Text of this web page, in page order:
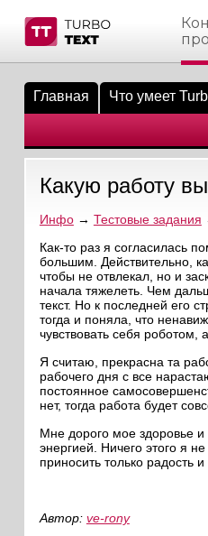
материалы
биржи
пользователи
на сайте
пользователей
сообщения
по форуму
Главная Что умеет
Какую работу
Инфо→ Тестовые задания
Как-то раз я согласилась
большим. Действительно,
чтобы не отвлекал, но и
начала тяжелеть. Чем
текст. Но к последней его
тогда и поняла, что
чувствовать себя
Я считаю, прекрасна та
рабочего дня с все
постоянное
нет, тогда работа будет
Мне дорого мое здоровье
энергией. Ничего этого я
приносить только радость
Автор: ve-rony